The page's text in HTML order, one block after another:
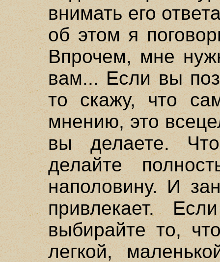
внимать его
об этом я
Впрочем, мне
вам... Если вы
то скажу, что
мнению, это
вы делаете.
делайте
наполовину. И
привлекает.
выбирайте то,
легкой,